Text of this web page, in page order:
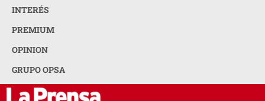
INTERÉS
PREMIUM
OPINION
GRUPO OPSA